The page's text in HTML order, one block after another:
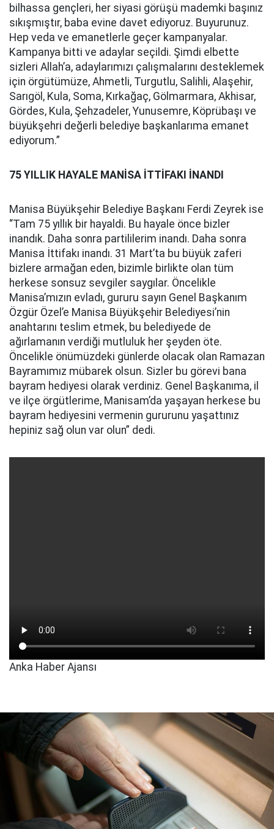
bilhassa gençleri, her siyasi görüşü mademki başınız
sıkışmıştır, baba evine davet ediyoruz. Buyurunuz.
Hep veda ve emanetlerle geçer kampanyalar.
Kampanya bitti ve adaylar seçildi. Şimdi elbette
sizleri Allah’a, adaylarımızı çalışmalarını desteklemek
için örgütümüze, Ahmetli, Turgutlu, Salihli, Alaşehir,
Sarıgöl, Kula, Soma, Kırkağaç, Gölmarmara, Akhisar,
Gördes, Kula, Şehzadeler, Yunusemre, Köprübaşı ve
büyükşehri değerli belediye başkanlarıma emanet
ediyorum.”
75 YILLIK HAYALE MANİSA İTTİFAKI İNANDI
Manisa Büyükşehir Belediye Başkanı Ferdi Zeyrek ise
“Tam 75 yıllık bir hayaldi. Bu hayale önce bizler
inandık. Daha sonra partililerim inandı. Daha sonra
Manisa İttifakı inandı. 31 Mart’ta bu büyük zaferi
bizlere armağan eden, bizimle birlikte olan tüm
herkese sonsuz sevgiler saygılar. Öncelikle
Manisa’mızın evladı, gururu sayın Genel Başkanım
Özgür Özel’e Manisa Büyükşehir Belediyesi’nin
anahtarını teslim etmek, bu belediyede de
ağırlamanın verdiği mutluluk her şeyden öte.
Öncelikle önümüzdeki günlerde olacak olan Ramazan
Bayramımız mübarek olsun. Sizler bu görevi bana
bayram hediyesi olarak verdiniz. Genel Başkanıma, il
ve ilçe örgütlerime, Manisam’da yaşayan herkese bu
bayram hediyesini vermenin gururunu yaşattınız
hepiniz sağ olun var olun” dedi.
Anka Haber Ajansı